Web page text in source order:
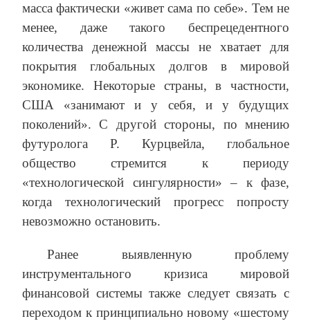
масса фактически «живет сама по себе». Тем не
менее, даже такого беспрецедентного
количества денежной массы не хватает для
покрытия глобальных долгов в мировой
экономике. Некоторые страны, в частности,
США «занимают и у себя, и у будущих
поколений». С другой стороны, по мнению
футуролога Р. Курцвейла, глобальное
общество стремится к периоду
«технологической сингулярности» – к фазе,
когда технологический прогресс попросту
невозможно остановить.
Ранее выявленную проблему
инструментального кризиса мировой
финансовой системы также следует связать с
переходом к принципиально новому «шестому